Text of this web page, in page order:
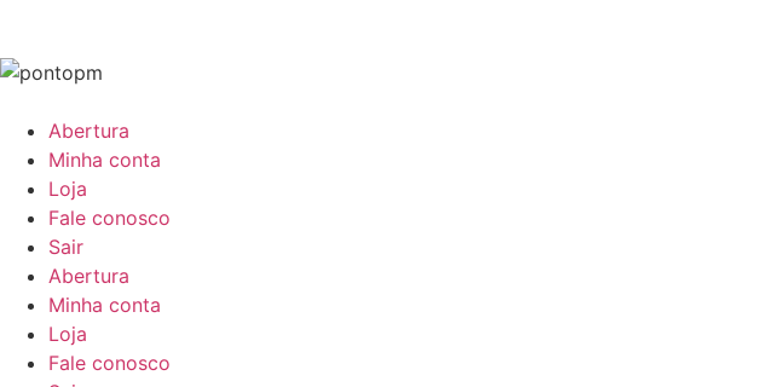
Abertura
Minha conta
Loja
Fale conosco
Sair
Abertura
Minha conta
Loja
Fale conosco